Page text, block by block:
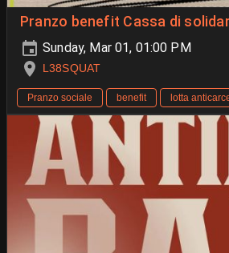
Pranzo benefit Cassa di
Sunday, Mar 01, 01:00 PM
L38SQUAT
Pranzo sociale benefit lotta